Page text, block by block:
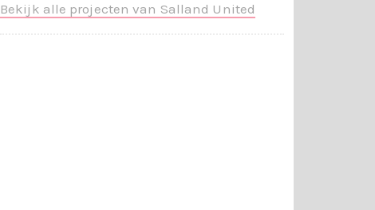
Bekijk alle projecten van Salland United